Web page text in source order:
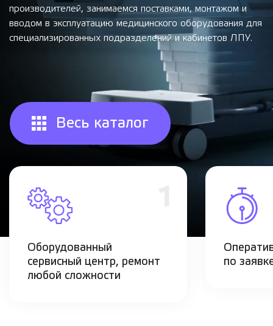
производителей, занимаемся поставками, монтажом и
вводом в эксплуатацию медицинского оборудования для
специализированных подразделений и кабинетов ЛПУ.
Весь каталог
Оборудованный
сервисный центр, ремонт
любой сложности
по